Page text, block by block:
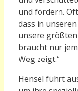
und fördern.
dass in
unsere
braucht nur
Weg zeigt.“
Hensel führt